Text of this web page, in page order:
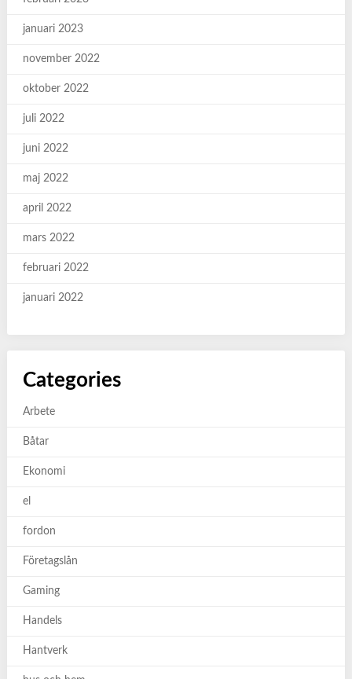
januari 2023
november 2022
oktober 2022
juli 2022
juni 2022
maj 2022
april 2022
mars 2022
februari 2022
januari 2022
Categories
Arbete
Båtar
Ekonomi
el
fordon
Företagslån
Gaming
Handels
Hantverk